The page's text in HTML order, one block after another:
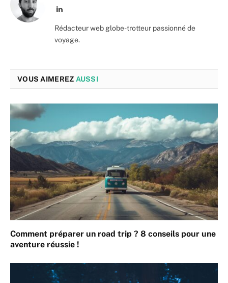
LinkedIn
Rédacteur web globe-trotteur passionné de
voyage.
VOUS AIMEREZ AUSSI
Comment préparer un road trip ? 8 conseils pour une
aventure réussie !